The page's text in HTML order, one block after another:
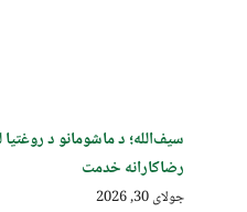
سیف‌الله؛ د ماشومانو د روغتیا
رضاکارانه خدمت
جولای 30, 2026